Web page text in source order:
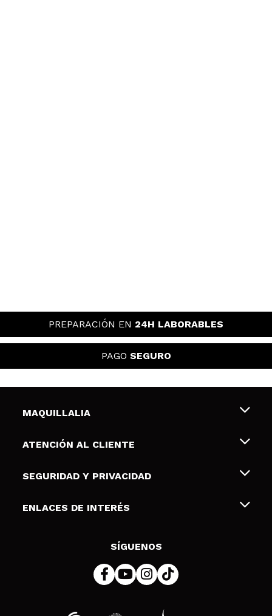
PREPARACIÓN EN 24H LABORABLES
PAGO SEGURO
MAQUILLALIA
Sobre nosotros
Tarjetas de Regalo
ATENCIÓN AL CLIENTE
Envíos y devoluciones
Formas de pago
SEGURIDAD Y PRIVACIDAD
Terminos y condiciones de uso
Política de cookies
ENLACES DE INTERÉS
SÍGUENOS